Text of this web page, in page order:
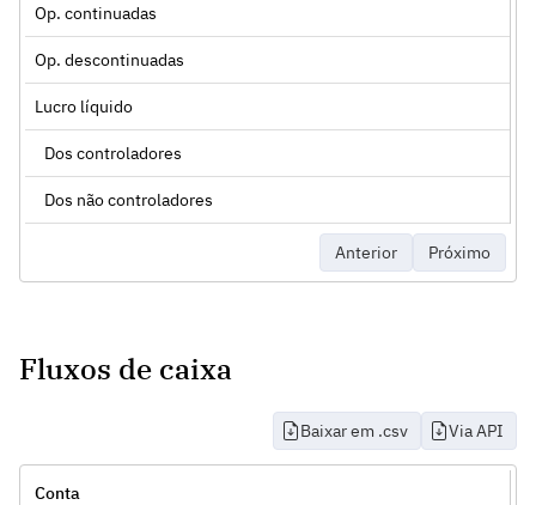
Op. continuadas
Op. descontinuadas
Lucro líquido
Dos controladores
Dos não controladores
Anterior Próximo
Fluxos de caixa
Baixar em .csv Via API
Conta